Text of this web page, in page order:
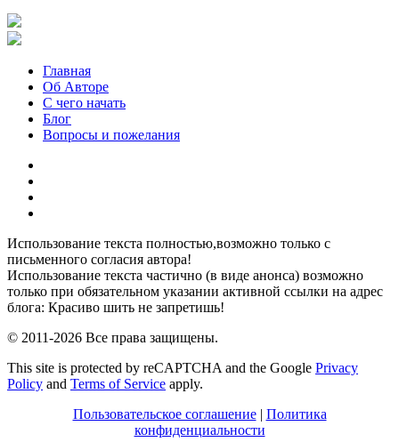
Главная
Об Авторе
С чего начать
Блог
Вопросы и пожелания
Использование текста полностью,возможно только с
письменного согласия автора!
Использование текста частично (в виде анонса) возможно
только при обязательном указании активной ссылки на адрес
блога: Красиво шить не запретишь!
© 2011-2026 Все права защищены.
This site is protected by reCAPTCHA and the Google Privacy
Policy and Terms of Service apply.
Пользовательское соглашение| Политика
конфиденциальности